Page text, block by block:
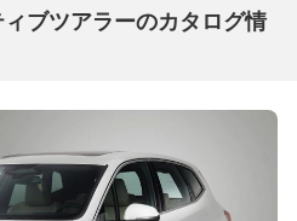
ブツアラーのカタログ情